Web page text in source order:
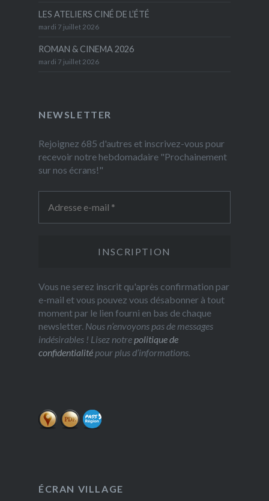
LES ATELIERS CINÉ DE L’ÉTÉ
mardi 7 juillet 2026
ROMAN & CINEMA 2026
mardi 7 juillet 2026
NEWSLETTER
Rejoignez 685 d'autres et inscrivez-vous pour
recevoir notre hebdomadaire "Prochainement
sur nos écrans!"
Vous ne serez inscrit qu'après confirmation par
e-mail et vous pouvez vous désabonner à tout
moment par le lien fourni en bas de chaque
newsletter. Nous n’envoyons pas de messages
indésirables ! Lisez notrepolitique de
confidentialitépour plus d’informations.
ÉCRAN VILLAGE